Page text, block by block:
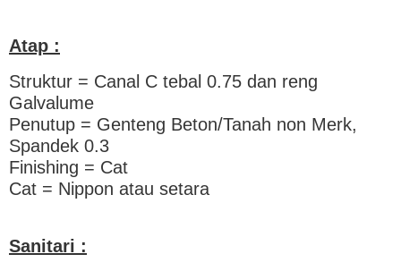
Atap :
Struktur = Canal C tebal 0.75 dan reng
Galvalume
Penutup = Genteng Beton/Tanah non Merk,
Spandek 0.3
Finishing = Cat
Cat = Nippon atau setara
Sanitari :